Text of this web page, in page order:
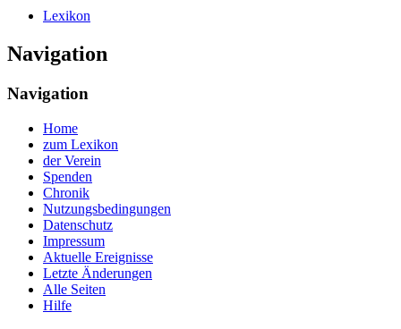
Lexikon
Navigation
Navigation
Home
zum Lexikon
der Verein
Spenden
Chronik
Nutzungsbedingungen
Datenschutz
Impressum
Aktuelle Ereignisse
Letzte Änderungen
Alle Seiten
Hilfe